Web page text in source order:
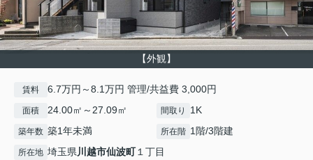
【外観】
賃料 6.7万円～8.1万円 管理/共益費 3,000円
面積 24.00㎡～27.09㎡ 間取り 1K
築年数 築1年未満 所在階 1階/3階建
所在地 埼玉県川越市仙波町１丁目